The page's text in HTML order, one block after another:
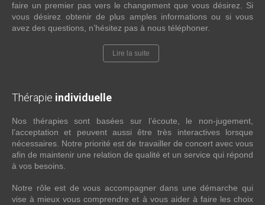
faire un premier pas vers le changement que vous désirez. Si
vous désirez obtenir de plus amples informations ou si vous
avez des questions, n’hésitez pas à nous téléphoner.
Lire la suite
Thérapie individuelle
Nos thérapies sont basées sur l’écoute, le non-jugement,
l’acceptation et peuvent aussi être très interactives lorsque
nécessaires. Notre priorité est de travailler de concert avec vous
afin de maintenir une relation de qualité et un service qui répond
à vos besoins.
Notre rôle est de vous accompagner dans une démarche qui
vise à mieux vous comprendre et à vous aider à faire les choix